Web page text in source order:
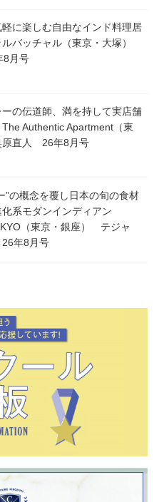
に楽しむ自由なインド料理居
バッチャル（東京・大塚）
月号
の伝道師、満を持して実店舗
Authentic Apartment（東
直人 26年8月号
”の概念を覆し日本の旬の食材
化系モダンインディアン
（東京・銀座） テジャ
年8月号